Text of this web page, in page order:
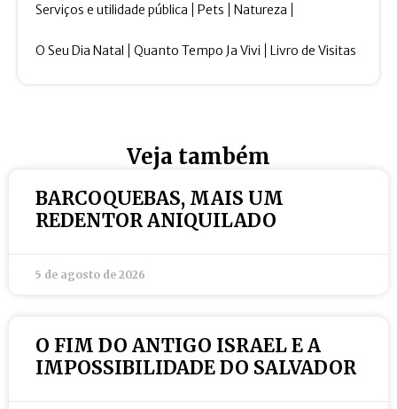
Serviços e utilidade pública Pets Natureza
O Seu Dia Natal Quanto Tempo Ja Vivi Livro de Visitas
Veja também
BARCOQUEBAS, MAIS UM
REDENTOR ANIQUILADO
5 de agosto de 2026
O FIM DO ANTIGO ISRAEL E A
IMPOSSIBILIDADE DO SALVADOR